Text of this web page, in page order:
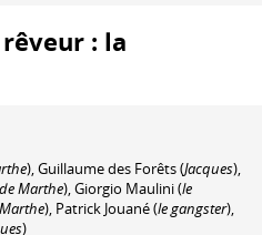
: la
),Guillaume des Forêts(Jacques),
Marthe),Giorgio Maulini(le
), Patrick Jouané(le gangster),
)